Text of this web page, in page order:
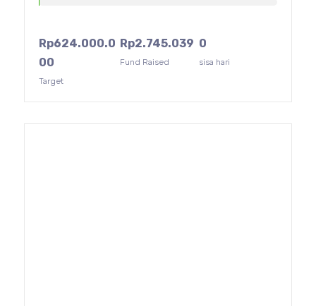
Rp624.000.0
00
Target
0
sisa hari
Rp2.745.039
Fund Raised